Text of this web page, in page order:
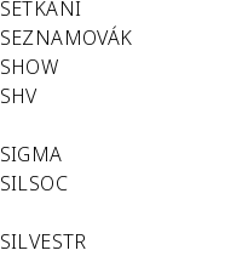
SETKÁNÍ
SEZNAMOVÁK
SHOW
SHV
SIGMA
SILSOC
SILVESTR